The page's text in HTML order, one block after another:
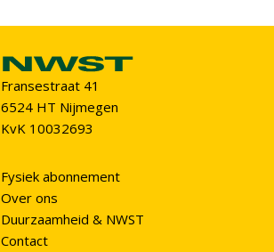
Fransestraat 41
6524 HT Nijmegen
KvK 10032693
Fysiek abonnement
Over ons
Duurzaamheid & NWST
Contact